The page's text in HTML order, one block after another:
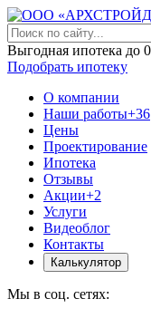
Выгодная ипотека до
Подобрать ипотеку
О компании
Наши работы+36
Цены
Проектирование
Ипотека
Отзывы
Акции+2
Услуги
Видеоблог
Контакты
Калькулятор
Мы в соц. сетях: